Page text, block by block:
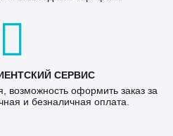
СЕРВИС
возможность оформить заказ за
и безналичная оплата.